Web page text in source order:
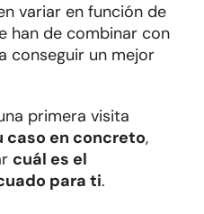
variar en función de
han de combinar con
conseguir un mejor
primera visita
caso en concreto,
cuál es el
para ti.